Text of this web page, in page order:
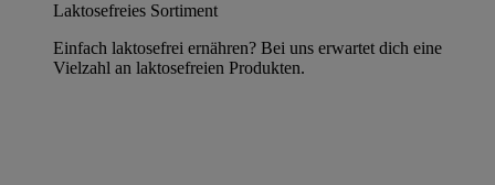
Laktosefreies Sortiment
Einfach laktosefrei ernähren? Bei uns erwartet dich eine
Vielzahl an laktosefreien Produkten.